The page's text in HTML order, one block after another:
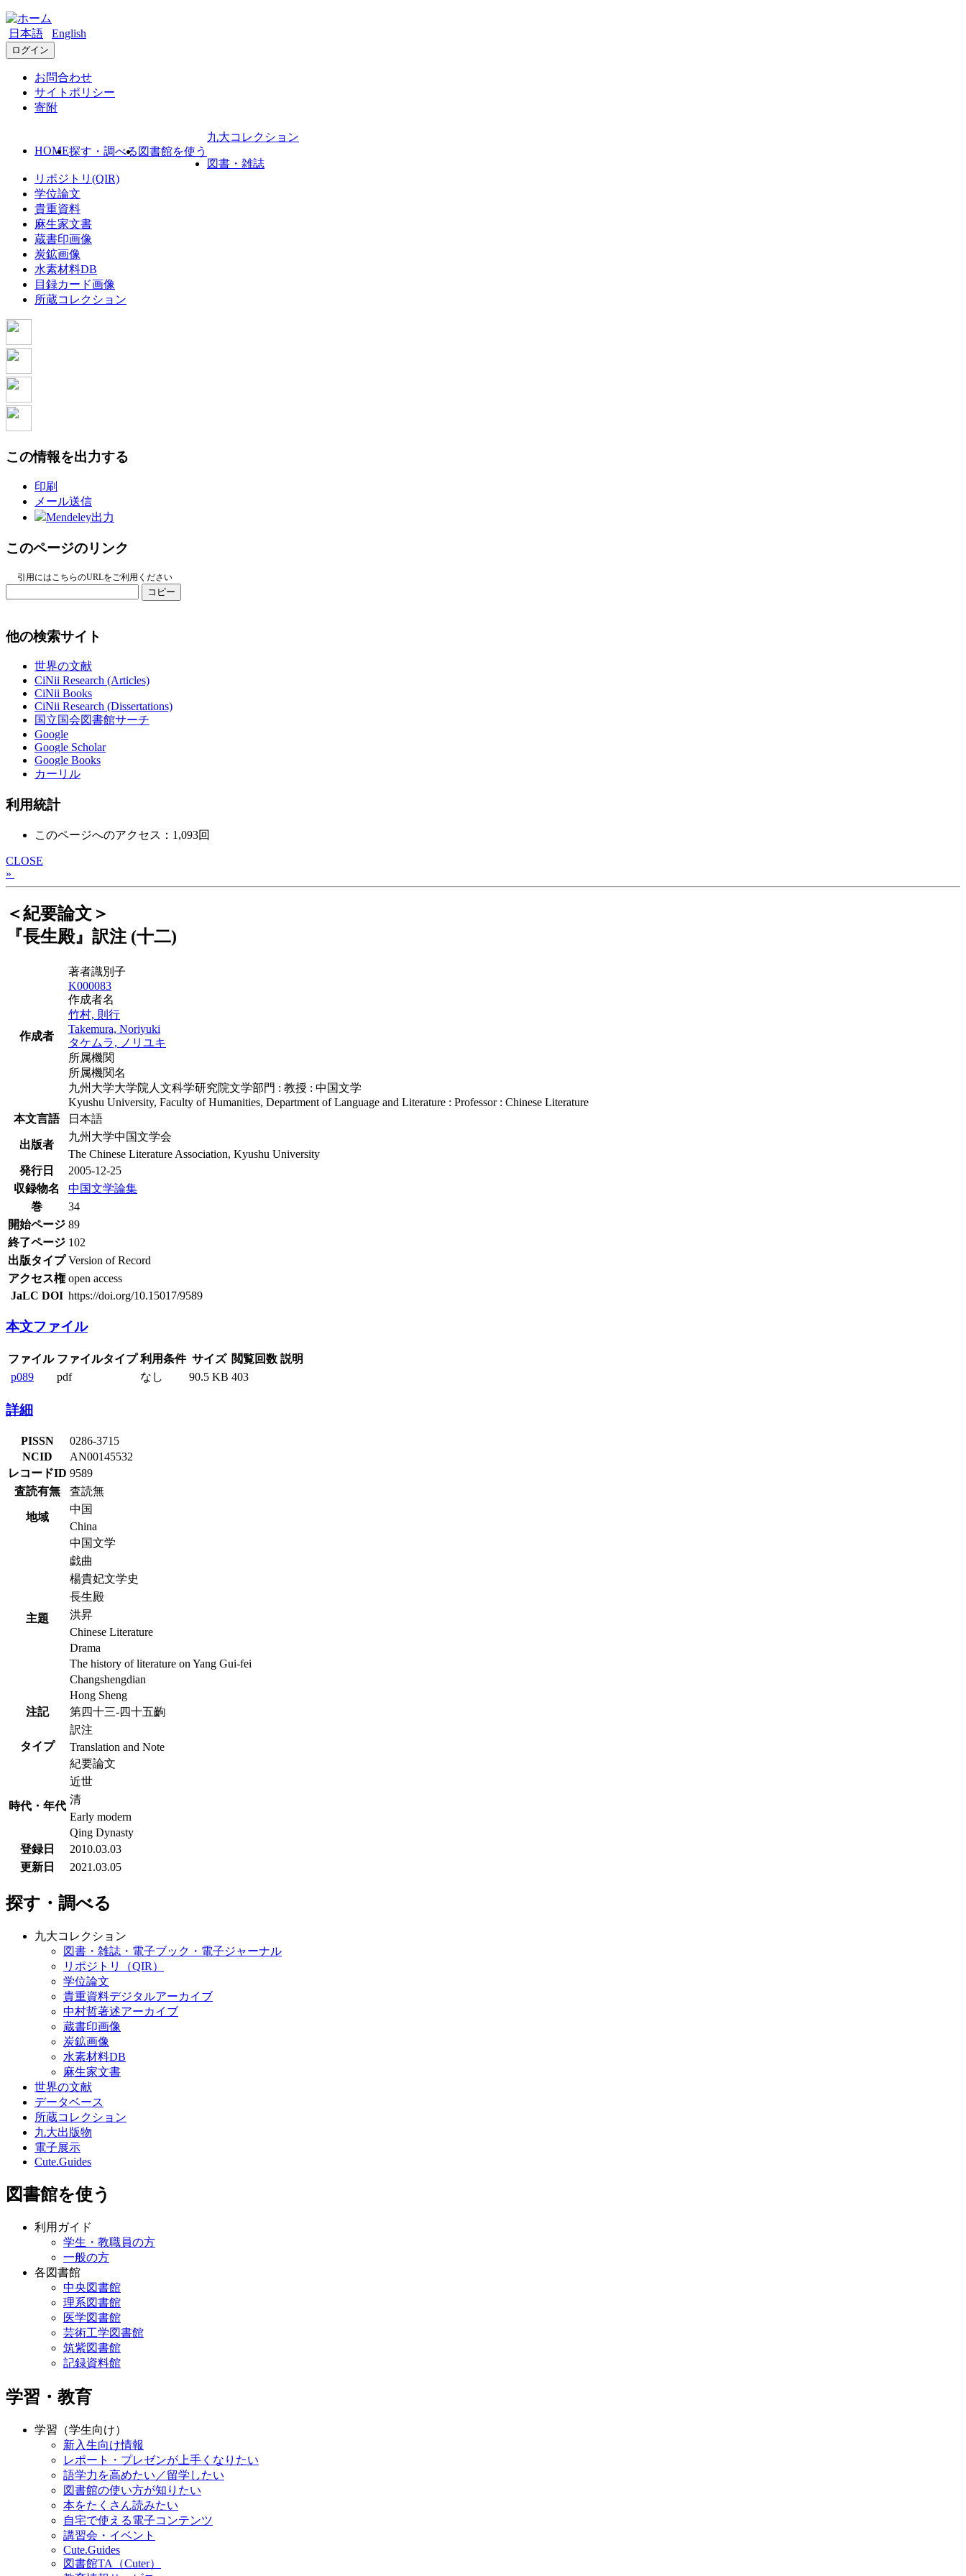
日本語 English
ログイン
お問合わせ
サイトポリシー
寄附
HOME探す・調べる 図書館を使う
九大コレクション
図書・雑誌
リポジトリ(QIR)
学位論文
貴重資料
麻生家文書
蔵書印画像
炭鉱画像
水素材料DB
目録カード画像
所蔵コレクション
この情報を出力する
印刷
メール送信
Mendeley出力
このページのリンク
引用にはこちらのURLをご利用ください
コピー
他の検索サイト
世界の文献
CiNii Research (Articles)
CiNii Books
CiNii Research (Dissertations)
国立国会図書館サーチ
Google
Google Scholar
Google Books
カーリル
利用統計
このページへのアクセス：1,093回
CLOSE
»
＜紀要論文＞
『長生殿』訳注 (十二)
作成者
著者識別子
K000083
作成者名
竹村, 則行
Takemura, Noriyuki
タケムラ, ノリユキ
所属機関
所属機関名
九州大学大学院人文科学研究院文学部門 : 教授 : 中国文学
Kyushu University, Faculty of Humanities, Department of Language and Literature : Professor : Chinese Literature
本文言語
日本語
出版者
九州大学中国文学会
The Chinese Literature Association, Kyushu University
発行日
2005-12-25
収録物名
中国文学論集
巻
34
開始ページ 89
終了ページ 102
出版タイプ Version of Record
アクセス権 open access
JaLC DOI https://doi.org/10.15017/9589
本文ファイル
ファイル ファイルタイプ 利用条件 サイズ 閲覧回数 説明
p089
pdf なし 90.5 KB 403
詳細
PISSN
0286-3715
NCID
AN00145532
レコードID 9589
査読有無
査読無
地域
中国
China
主題
中国文学
戯曲
楊貴妃文学史
長生殿
洪昇
Chinese Literature
Drama
The history of literature on Yang Gui-fei
Changshengdian
Hong Sheng
注記
第四十三-四十五齣
タイプ
訳注
Translation and Note
紀要論文
時代・年代
近世
清
Early modern
Qing Dynasty
登録日
2010.03.03
更新日
2021.03.05
探す・調べる
九大コレクション
図書・雑誌・電子ブック・電子ジャーナル
リポジトリ（QIR）
学位論文
貴重資料デジタルアーカイブ
中村哲著述アーカイブ
蔵書印画像
炭鉱画像
水素材料DB
麻生家文書
世界の文献
データベース
所蔵コレクション
九大出版物
電子展示
Cute.Guides
図書館を使う
利用ガイド
学生・教職員の方
一般の方
各図書館
中央図書館
理系図書館
医学図書館
芸術工学図書館
筑紫図書館
記録資料館
学習・教育
学習（学生向け）
新入生向け情報
レポート・プレゼンが上手くなりたい
語学力を高めたい／留学したい
図書館の使い方が知りたい
本をたくさん読みたい
自宅で使える電子コンテンツ
講習会・イベント
Cute.Guides
図書館TA（Cuter）